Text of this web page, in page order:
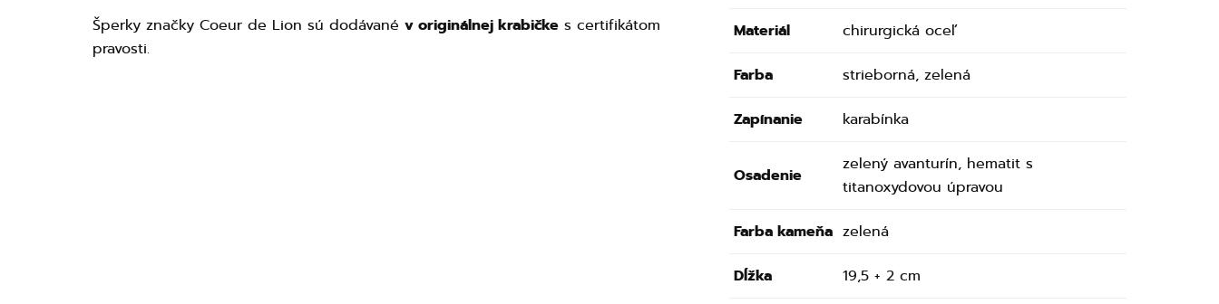
Šperky značky Coeur de Lion sú dodávané v originálnej krabičke s certifikátom
pravosti.
Materiál chirurgická oceľ
Farba strieborná, zelená
Zapínanie karabínka
Osadenie
zelený avanturín, hematit s
titanoxydovou úpravou
Farba kameňa zelená
Dĺžka 19,5 + 2 cm